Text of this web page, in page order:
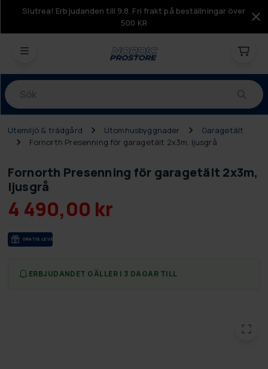
Slutrea! Erbjudanden till 9.8. Fri frakt på beställningar över
500 KR
Produkter
Utemiljö & trädgård Utomhusbyggnader
Garagetält
Fornorth Presenning för garagetält 2x3m, ljusgrå
Fornorth Presenning för garagetält 2x3m,
ljusgrå
4 490,00 kr
GRA­TIS LE­VE­RANS
ERBJUDANDET GÄLLER I 3 DAGAR TILL